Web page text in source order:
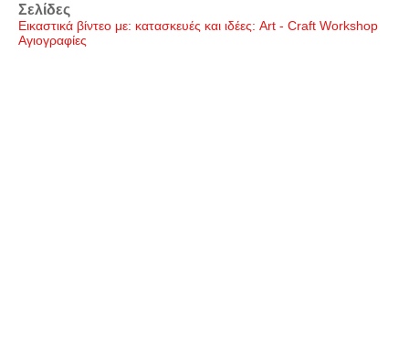
Σελίδες
Εικαστικά βίντεο με: κατασκευές και ιδέες: Art - Craft Workshop
Αγιογραφίες